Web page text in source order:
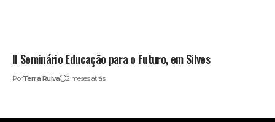
II Seminário Educação para o Futuro, em Silves
PorTerra Ruiva 2 meses atrás